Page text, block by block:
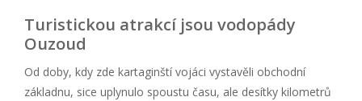
Turistickou atrakcí jsou vodopády
Ouzoud
Od doby, kdy zde kartaginští vojáci vystavěli obchodní
základnu, sice uplynulo spoustu času, ale desítky kilometrů